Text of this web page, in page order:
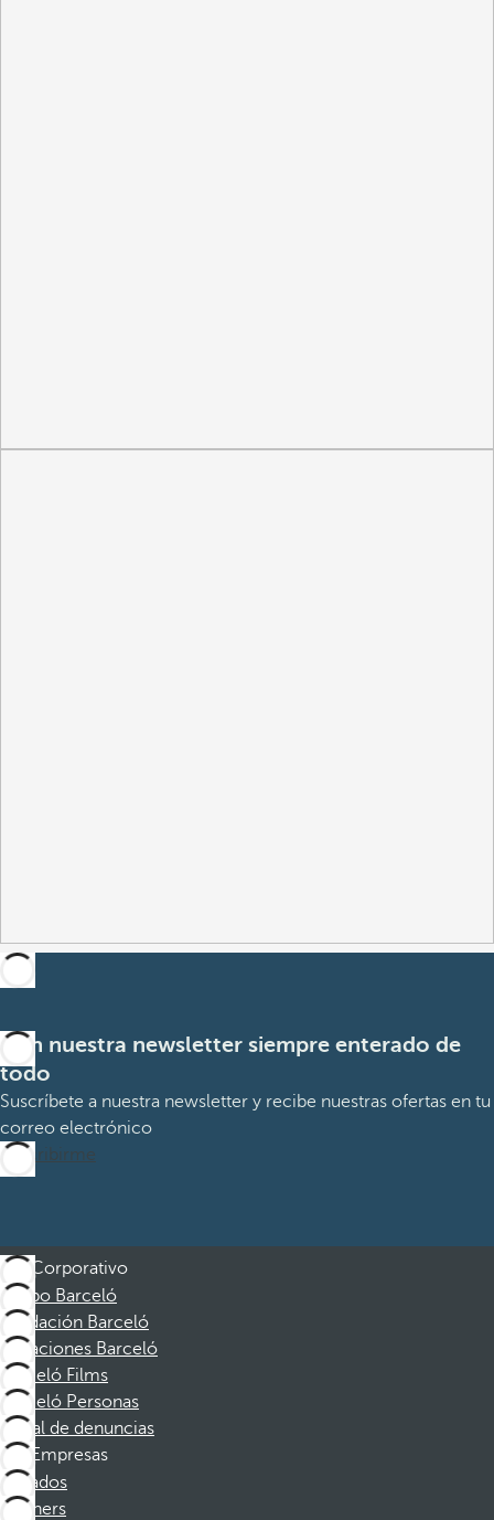
Con nuestra newsletter siempre enterado de
todo
Suscríbete a nuestra newsletter y recibe nuestras ofertas en tu
correo electrónico
Suscribirme
Corporativo
Grupo Barceló
Fundación Barceló
Vacaciones Barceló
Barceló Films
Barceló Personas
Canal de denuncias
Empresas
Afiliados
Partners